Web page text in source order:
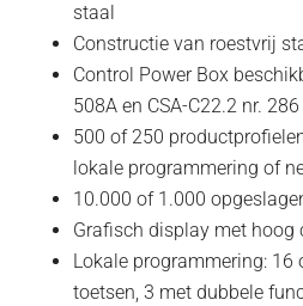
staal
Constructie van roestvrij
Control Power Box
508A en CSA-C22.2 nr. 286
500 of 250
lokale programmering of
10.000 of 1.000
Grafisch display met hoog
Lokale programmering: 16
toetsen, 3 met dubbele